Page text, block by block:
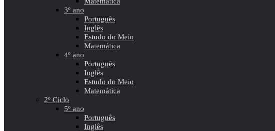
3º ano
Português
Inglês
Estudo do Meio
Matemática
4º ano
Português
Inglês
Estudo do Meio
Matemática
2º Ciclo
5º ano
Português
Inglês